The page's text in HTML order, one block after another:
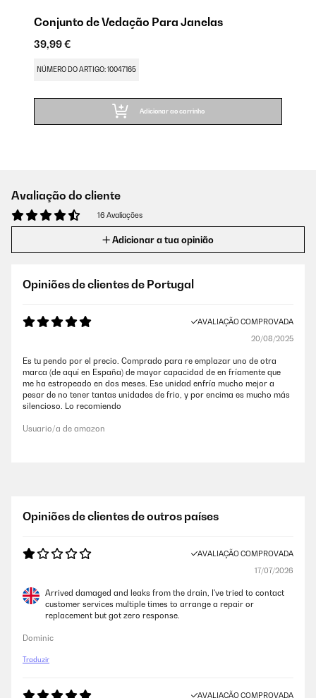
Conjunto de Vedação Para Janelas
39,99 €
NÚMERO DO ARTIGO: 10047165
Adicionar ao carrinho
Avaliação do cliente
16 Avaliações
Adicionar a tua opinião
Opiniões de clientes de Portugal
AVALIAÇÃO COMPROVADA
20/08/2025
Es tu pendo por el precio. Comprado para re emplazar uno de otra
marca (de aquí en España) de mayor capacidad de en fríamente que
me ha estropeado en dos meses. Ese unidad enfría mucho mejor a
pesar de no tener tantas unidades de frio, y por encima es mucho más
silencioso. Lo recomiendo
Usuario/a de amazon
Opiniões de clientes de outros países
AVALIAÇÃO COMPROVADA
17/07/2026
Arrived damaged and leaks from the drain, I've tried to contact
customer services multiple times to arrange a repair or
replacement but got zero response.
Dominic
Traduzir
AVALIAÇÃO COMPROVADA